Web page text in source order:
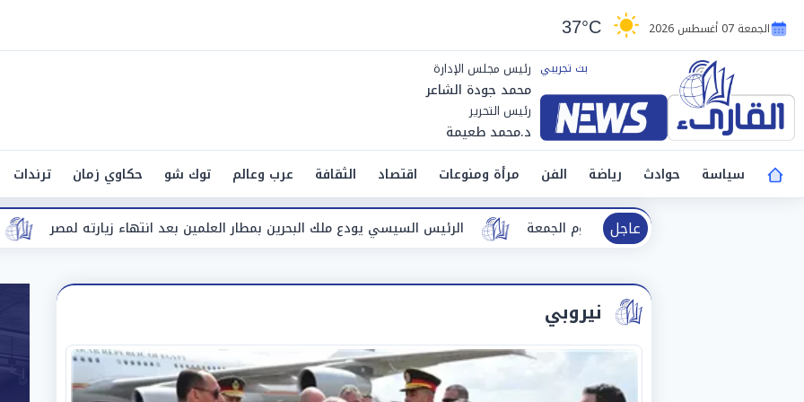
الجمعة 07 أغسطس 2026 37°C
رئيس مجلس الإدارة
محمد جودة الشاعر
رئيس التحرير
د.محمد طعيمة
سياسة
حوادث رياضة الفن مرأة ومنوعات اقتصاد الثقافة عرب وعالم توك شو حكاوي زمان ترندات
عاجل
«طقس شديد الرئيس السيسي يودع ملك البحرين بمطار العلمين بعد انتهاء زيارته لمصر الجوية اليوم الجمعة
نيروبي